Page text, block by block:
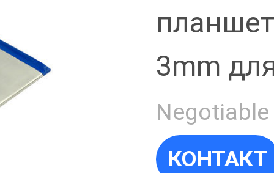
3mm
КОНТАКТ